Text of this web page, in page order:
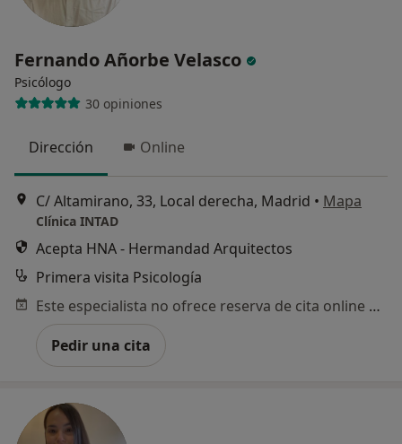
Fernando Añorbe Velasco
Psicólogo
30 opiniones
Dirección Online
C/ Altamirano, 33, Local derecha, Madrid • Mapa
Clínica INTAD
Acepta HNA - Hermandad Arquitectos
Primera visita Psicología
Este especialista no ofrece reserva de cita online en esta dirección.
Pedir una cita